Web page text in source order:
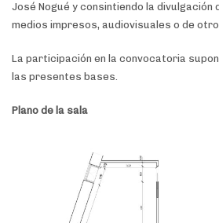
José Nogué y consintiendo la divulgación
medios impresos, audiovisuales o de
La participación en la convocatoria
las presentes bases.
Plano de la sala